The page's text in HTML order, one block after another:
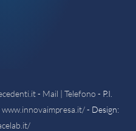
- Mail | Telefono - P.I.
www.innovaimpresa.it/- Design: